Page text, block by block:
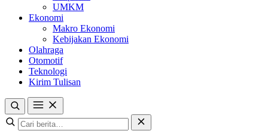
UMKM
Ekonomi
Makro Ekonomi
Kebijakan Ekonomi
Olahraga
Otomotif
Teknologi
Kirim Tulisan